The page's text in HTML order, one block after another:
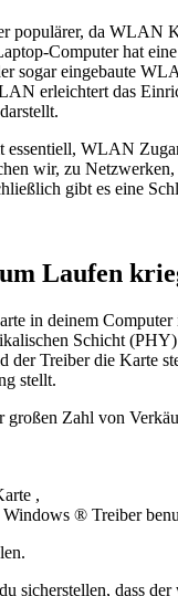
da WLAN
Computer hat
sogar eingebaute
erleichtert das
WLAN
wir, zu
gibt es eine
Laufen
in deinem
Schicht
der Treiber die Karte
stellt.
Zahl von
,
® Treiber
sicherstellen, dass